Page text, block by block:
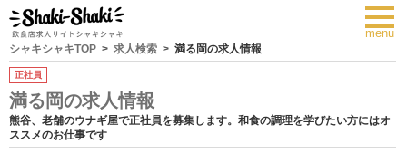
menu
シャキシャキTOP 求人検索 満る岡の求人情報
正社員
満る岡の求人情報
熊谷、老舗のウナギ屋で正社員を募集します。和食の調理を学びたい方にはオ
ススメのお仕事です